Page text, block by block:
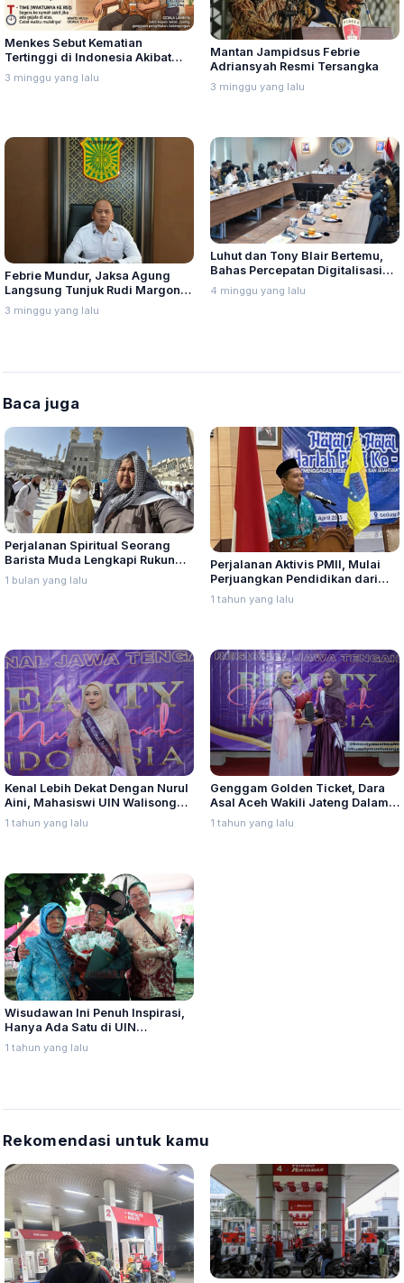
Menkes Sebut Kematian
Tertinggi di Indonesia Akibat
Penyakit Stroke, Setiap Tahun
Sekitar 300.000 Orang
3 minggu yang lalu
Mantan Jampidsus Febrie
Adriansyah Resmi Tersangka
3 minggu yang lalu
Febrie Mundur, Jaksa Agung
Langsung Tunjuk Rudi Margono
Jadi Plt Jampidsus
3 minggu yang lalu
Luhut dan Tony Blair Bertemu,
Bahas Percepatan Digitalisasi
Birokrasi
4 minggu yang lalu
Baca juga
Perjalanan Spiritual Seorang
Barista Muda Lengkapi Rukun
Islam Kelima
1 bulan yang lalu
Perjalanan Aktivis PMII, Mulai
Perjuangkan Pendidikan dari
Bawah Hingga ke Kursi DPRD
Jawa Tengah
1 tahun yang lalu
Kenal Lebih Dekat Dengan Nurul
Aini, Mahasiswi UIN Walisongo
Kontestan Beauty Muslimah
Indonesia 2025
1 tahun yang lalu
Genggam Golden Ticket, Dara
Asal Aceh Wakili Jateng Dalam
Grand Final Beauty Muslimah
Indonesia
1 tahun yang lalu
Wisudawan Ini Penuh Inspirasi,
Hanya Ada Satu di UIN
Walisongo Semarang
1 tahun yang lalu
Rekomendasi untuk kamu